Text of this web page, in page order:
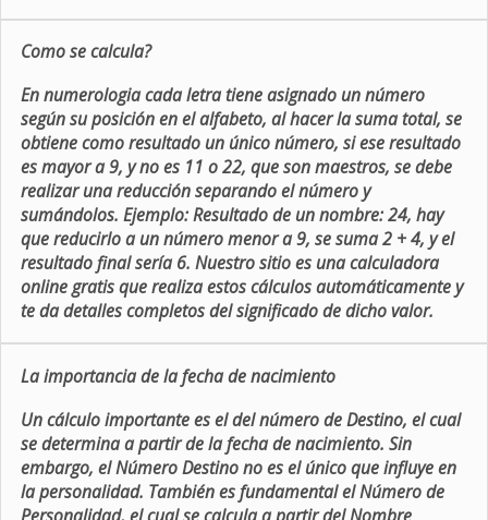
Como se calcula?
En numerologia cada letra tiene asignado un número
según su posición en el alfabeto, al hacer la suma total, se
obtiene como resultado un único número, si ese resultado
es mayor a 9, y no es 11 o 22, que son maestros, se debe
realizar una reducción separando el número y
sumándolos. Ejemplo: Resultado de un nombre: 24, hay
que reducirlo a un número menor a 9, se suma 2 + 4, y el
resultado final sería 6. Nuestro sitio es una calculadora
online gratis que realiza estos cálculos automáticamente y
te da detalles completos del significado de dicho valor.
La importancia de la fecha de nacimiento
Un cálculo importante es el del número de Destino, el cual
se determina a partir de la fecha de nacimiento. Sin
embargo, el Número Destino no es el único que influye en
la personalidad. También es fundamental el Número de